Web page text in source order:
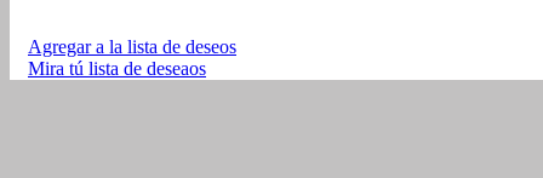
Agregar a la lista de deseos
Mira tú lista de deseaos